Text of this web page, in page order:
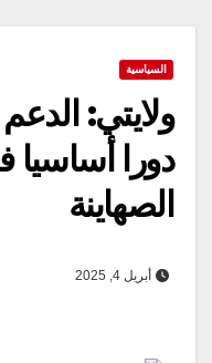
السياسية
ولايتي:
دورا أساسيا
الصهاينة
أبريل 4, 2025